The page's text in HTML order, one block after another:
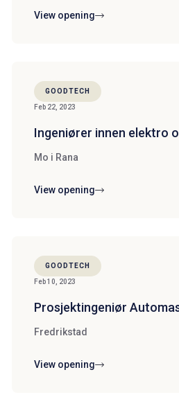
View opening
Feb 22, 2023
Ingeniører innen elektro
Mo i Rana
View opening
GOODTECH
Feb 10, 2023
Prosjektingeniør
Fredrikstad
View opening
GOODTECH